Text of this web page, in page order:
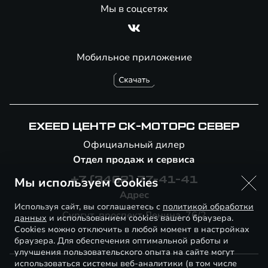
Мобильное приложение
Мы в соцсетях
EXEED ЦЕНТР СК-МОТОРС СЕВЕР
Официальный дилер
Отдел продаж и сервиса
+7 (3462) 77-41-41
Адрес
Сургут, проспект Ленина, 76/2
Мы используем Cookies
Используя сайт, вы соглашаетесь с политикой обработки
данных и использованием cookies вашего браузера.
Cookies можно отключить в любой момент в настройках
браузера. Для обеспечения оптимальной работы и
улучшения пользовательского опыта на сайте могут
использоваться системы веб-аналитики (в том числе